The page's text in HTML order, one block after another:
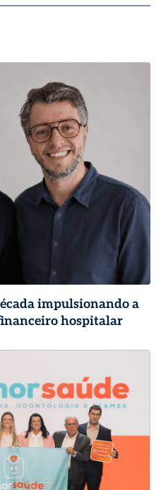
impulsionando a
hospitalar